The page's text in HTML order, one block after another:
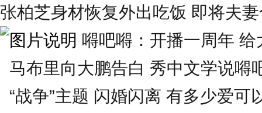
张柏芝身材恢复外出吃饭 即将夫
嘚吧嘚：开播一周年 给
马布里向大鹏告白 秀中文学说嘚
“战争”主题 闪婚闪离 有多少爱可